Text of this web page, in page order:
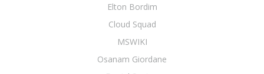
Elton Bordim
Cloud Squad
MSWIKI
Osanam Giordane